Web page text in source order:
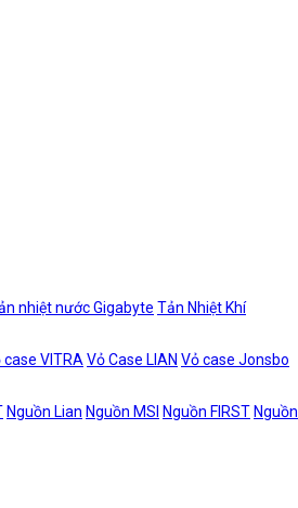
nhiệt nước Gigabyte Tản Nhiệt Khí
case VITRA Vỏ Case LIAN Vỏ case Jonsbo
Nguồn Lian Nguồn MSI Nguồn FIRST Nguồn